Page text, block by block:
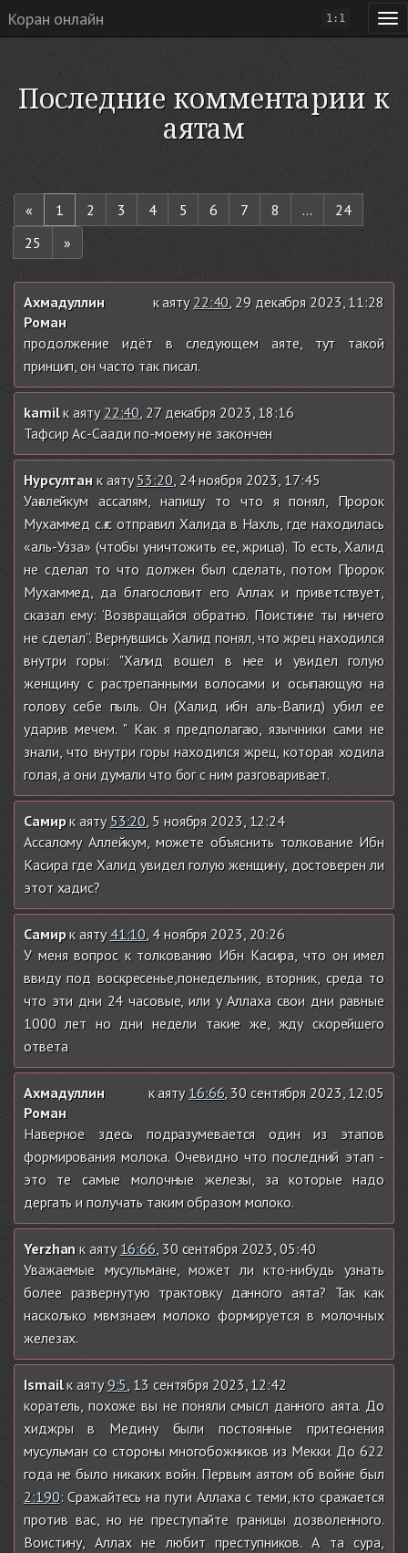
Коран онлайн 1:1
Последние комментарии к
аятам
« 1 2 3 4 5 6 7 8 ...
24
25
»
Ахмадуллин
Роман
к аяту 22:40, 29 декабря 2023, 11:28
продолжение идёт в следующем аяте, тут такой
принцип, он часто так писал.
kamilк аяту 22:40, 27 декабря 2023, 18:16
Тафсир Ас-Саади по-моему не закончен
Нурсултан к аяту53:20, 24 ноября 2023, 17:45
Уағалейкум ассалям, напишу то что я понял, Пророк
Мухаммед с.ғ.с отправил Халида в Нахль, где находилась
«аль-Узза» (чтобы уничтожить ее, жрица). То есть, Халид
не сделал то что должен был сделать, потом Пророк
Мухаммед, да благословит его Аллах и приветствует,
сказал ему: ‘Возвращайся обратно. Поистине ты ничего
не сделал’’. Вернувшись Халид понял, что жрец находился
внутри горы: "Халид вошел в нее и увидел голую
женщину с растрепанными волосами и осыпающую на
голову себе пыль. Он (Халид ибн аль-Валид) убил ее
ударив мечем. " Как я предполагаю, язычники сами не
знали, что внутри горы находился жрец, которая ходила
голая, а они думали что бог с ним разговаривает.
Самирк аяту 53:20, 5 ноября 2023, 12:24
Ассалому Аллейкум, можете объяснить толкование Ибн
Касира где Халид увидел голую женщину, достоверен ли
этот хадис?
Самирк аяту 41:10, 4 ноября 2023, 20:26
У меня вопрос к толкованию Ибн Касира, что он имел
ввиду под воскресенье,понедельник, вторник, среда то
что эти дни 24 часовые, или у Аллаха свои дни равные
1000 лет но дни недели такие же, жду скорейшего
ответа
Ахмадуллин
Роман
к аяту 16:66, 30 сентября 2023, 12:05
Наверное здесь подразумевается один из этапов
формирования молока. Очевидно что последний этап -
это те самые молочные железы, за которые надо
дергать и получать таким образом молоко.
Yerzhan к аяту 16:66, 30 сентября 2023, 05:40
Уважаемые мусульмане, может ли кто-нибудь узнать
более развернутую трактовку данного аята? Так как
насколько мвмзнаем молоко формируется в молочных
железах.
Ismailк аяту9:5, 13 сентября 2023, 12:42
коратель, похоже вы не поняли смысл данного аята. До
хиджры в Медину были постоянные притеснения
мусульман со стороны многобожников из Мекки. До 622
года не было никаких войн. Первым аятом об войне был
2:190: Сражайтесь на пути Аллаха с теми, кто сражается
против вас, но не преступайте границы дозволенного.
Воистину, Аллах не любит преступников. А та сура,